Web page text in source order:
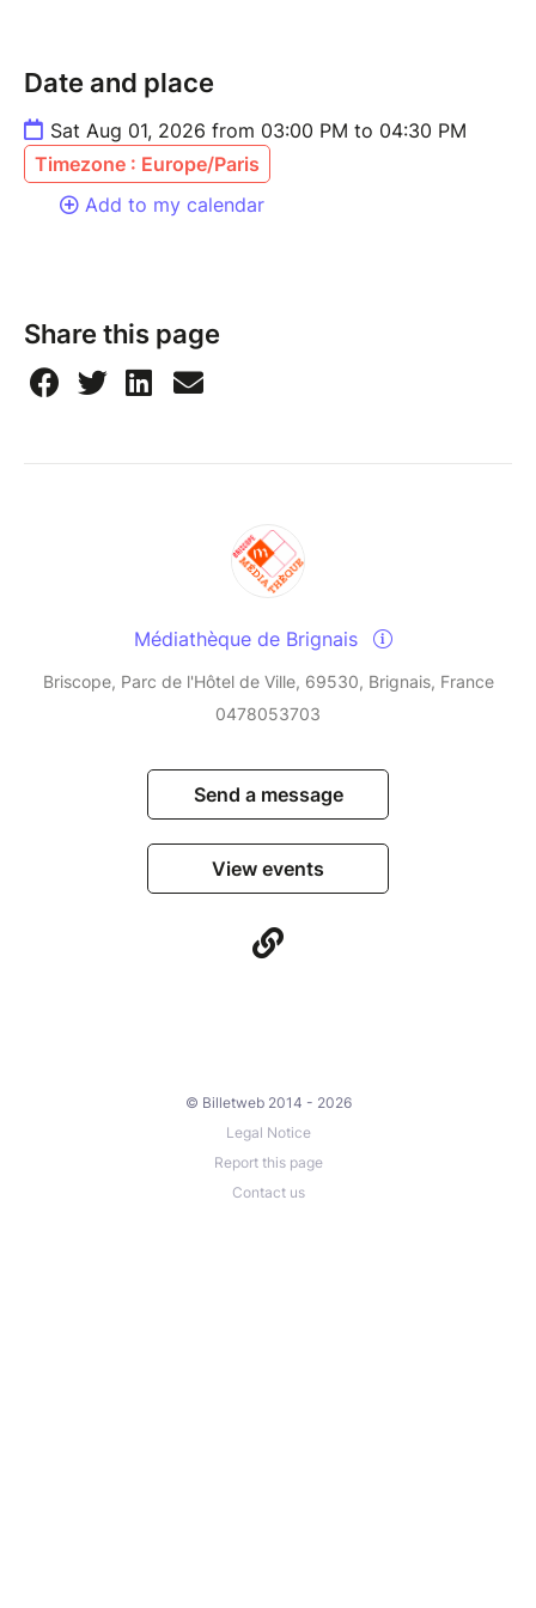
Date and place
Sat Aug 01, 2026 from 03:00 PM to 04:30 PM
Timezone : Europe/Paris
Add to my calendar
Share this page
Médiathèque de Brignais
Briscope, Parc de l'Hôtel de Ville, 69530, Brignais, France
0478053703
Send a message
View events
© Billetweb 2014 - 2026
Legal Notice
Report this page
Contact us